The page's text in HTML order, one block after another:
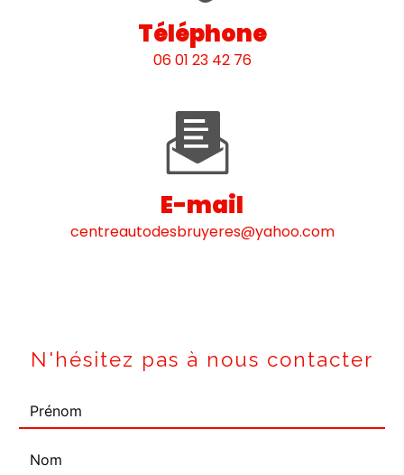
Téléphone
06 01 23 42 76
E-mail
centreautodesbruyeres@yahoo.com
N'hésitez pas à nous contacter